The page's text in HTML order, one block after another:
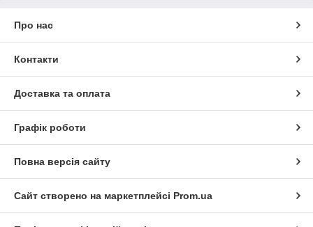
Про нас
Контакти
Доставка та оплата
Графік роботи
Повна версія сайту
Сайт створено на маркетплейсі Prom.ua